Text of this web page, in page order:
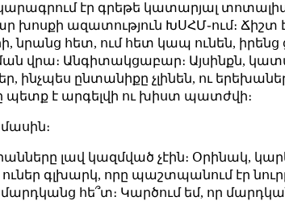
էր գրեթե կատարյալ
խոսքի ազատություն ԽՍՀՄ֊ում։ Ճիշտ
նրանց հետ, ում հետ կապ ունեն,
վրա։ Անգիտակցաբար։ Այսինքն,
ինչպես ընտանիքը չլինեն, ու
պետք է արգելվի ու խիստ պատժվի։
լավ կազմված չէին։ Օրինակ,
գլխարկ, որը պաշտպանում էր
հե՞տ։ Կարծում եմ, որ